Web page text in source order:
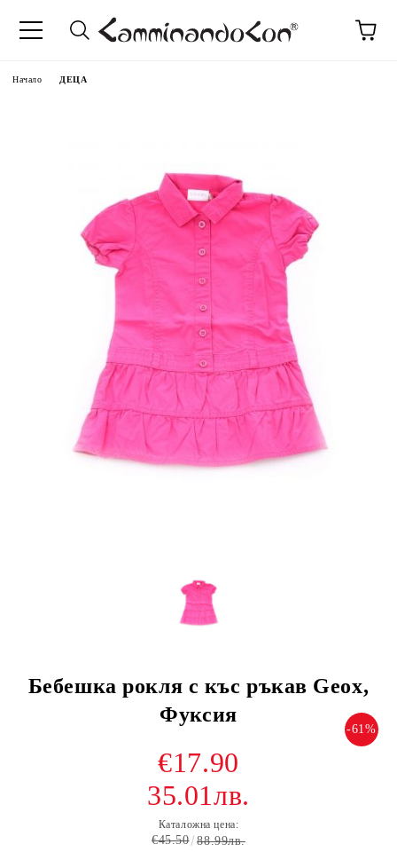
Начало ДЕЦА
Бебешка рокля с къс ръкав Geox,
Фуксия
-61%
€17.90
35.01лв.
Каталожна цена:
€45.50 88.99лв.